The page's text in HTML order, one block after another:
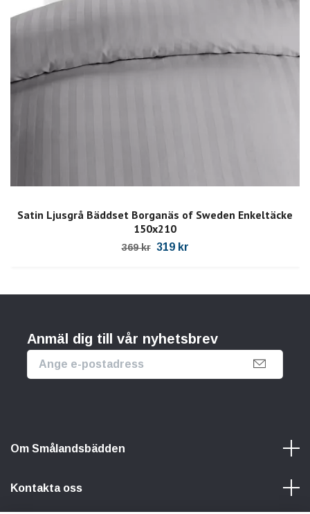
Satin Ljusgrå Bäddset Borganäs of Sweden Enkeltäcke
150x210
369 kr 319 kr
Anmäl dig till vår nyhetsbrev
Om Smålandsbädden
Kontakta oss